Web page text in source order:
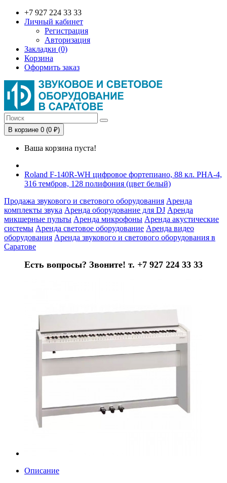
+7 927 224 33 33
Личный кабинет
Регистрация
Авторизация
Закладки (0)
Корзина
Оформить заказ
В корзине 0 (0 ₽)
Ваша корзина пуста!
Roland F-140R-WH цифровое фортепиано, 88 кл. PHA-4,
316 тембров, 128 полифония (цвет белый)
Продажа звукового и светового оборудования Аренда
комплекты звука Аренда оборудование для DJ Аренда
микшерные пульты Аренда микрофоны Аренда акустические
системы Аренда световое оборудование Аренда видео
оборудования Аренда звукового и светового оборудования в
Саратове
Есть вопросы? Звоните! т. +7 927 224 33 33
Описание